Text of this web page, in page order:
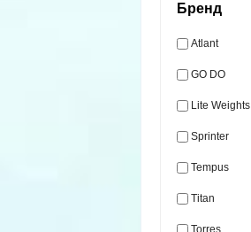
Бренд
Atlant
GO DO
Lite Weights
Sprinter
Tempus
Titan
Torres